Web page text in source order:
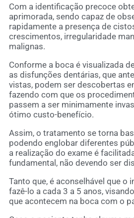
Com a identificação precoce
aprimorada, sendo capaz de
rapidamente a presença de
crescimentos, irregularidade
malignas.
Conforme a boca é visualizada
as disfunções dentárias, que
vistas, podem ser descobertas
fazendo com que os
passem a ser minimamente
ótimo custo-benefício.
Assim, o tratamento se torna
podendo englobar diferentes
a realização do exame é
fundamental, não devendo ser
Tanto que, é aconselhável que o
fazê-lo a cada 3 a 5 anos,
que acontecem na boca com o